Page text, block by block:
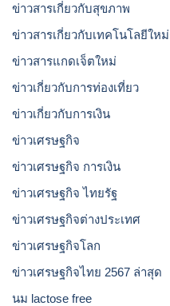
ข่าวสารเกี่ยวกับสุขภาพ
ข่าวสารเกี่ยวกับเทคโนโลยีให
ข่าวสารแกดเจ็ตใหม่
ข่าวเกี่ยวกับการท่องเที่ยว
ข่าวเกี่ยวกับการเงิน
ข่าวเศรษฐกิจ
ข่าวเศรษฐกิจ การเงิน
ข่าวเศรษฐกิจ ไทยรัฐ
ข่าวเศรษฐกิจต่างประเทศ
ข่าวเศรษฐกิจโลก
ข่าวเศรษฐกิจไทย 2567 ล่าสุด
นม lactose free